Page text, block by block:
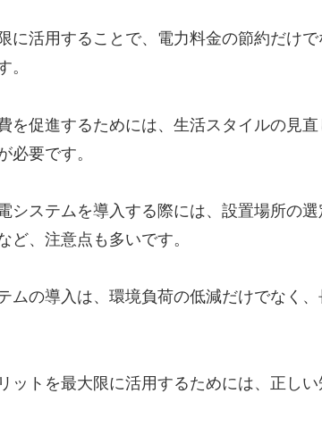
に活用することで、電力料金の節約だけ
。
を促進するためには、生活スタイルの見
必要です。
システムを導入する際には、設置場所の
ど、注意点も多いです。
ムの導入は、環境負荷の低減だけでなく
ットを最大限に活用するためには、正しい